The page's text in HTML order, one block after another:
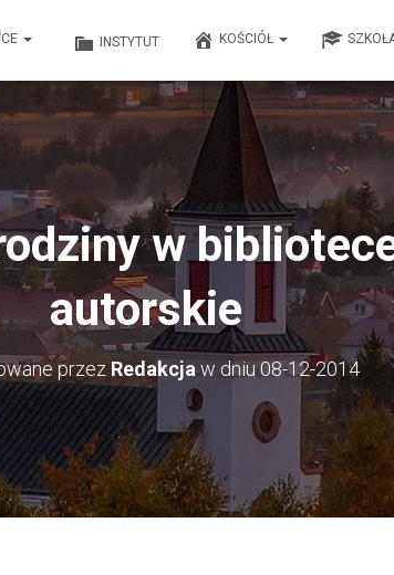
INSTYTUT KOŚCIÓŁ
w
autorskie
przez Redakcja w dniu08-12-2014